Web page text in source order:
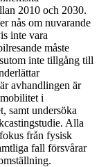
2010 och 2030.
nås om nuvarande
inte vara
måste
inte tillgång till
avhandlingen är
i
samt undersöka
Alla
från fysisk
fall försvårar